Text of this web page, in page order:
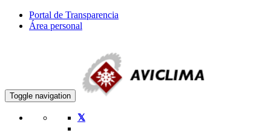
Portal de Transparencia
Área personal
Toggle navigation